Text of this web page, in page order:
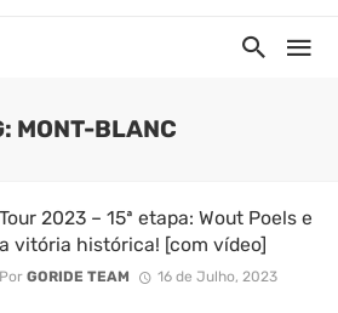
MONT-BLANC
Tour 2023 – 15ª etapa: Wout Poels e
a vitória histórica! [com vídeo]
Por GORIDE TEAM 16 de Julho, 2023